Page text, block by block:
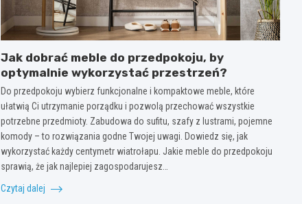
Jak dobrać meble do przedpokoju, by
optymalnie wykorzystać przestrzeń?
Do przedpokoju wybierz funkcjonalne i kompaktowe meble, które
ułatwią Ci utrzymanie porządku i pozwolą przechować wszystkie
potrzebne przedmioty. Zabudowa do sufitu, szafy z lustrami, pojemne
komody – to rozwiązania godne Twojej uwagi. Dowiedz się, jak
wykorzystać każdy centymetr wiatrołapu. Jakie meble do przedpokoju
sprawią, że jak najlepiej zagospodarujesz…
Czytaj dalej